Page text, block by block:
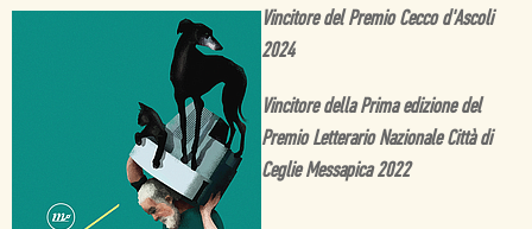
Vincitore del Premio Cecco d'Ascoli
2024
Vincitore della Prima edizione del
Premio Letterario Nazionale Città di
Ceglie Messapica 2022